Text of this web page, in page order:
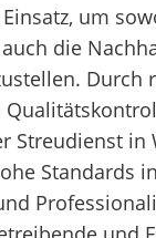
um
die
Durch
Streudienst in
Standards